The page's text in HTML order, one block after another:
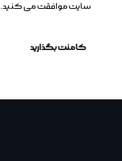
سایت موافقت می کنید.